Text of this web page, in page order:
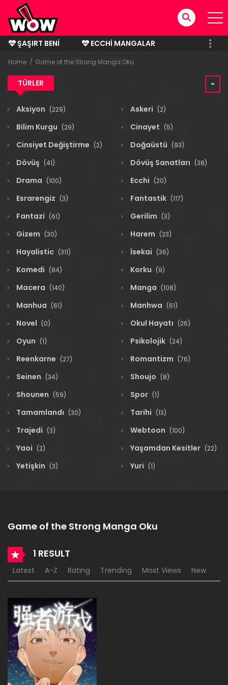
ŞAŞIRT BENI
ECCHI MANGALAR
BITMIŞ MANGALAR
Home Game of the Strong Manga Oku
TÜRLER
Aksiyon (229) Askeri (2)
Bilim Kurgu (29) Cinayet (5)
Cinsiyet Değiştirme (2) Doğaüstü (93)
Dövüş (41) Dövüş Sanatları (38)
Drama (100) Ecchi (20)
Esrarengiz (3) Fantastik (117)
Fantazi (61) Gerilim (3)
Gizem (30) Harem (23)
Hayalistic (311) İsekai (36)
Komedi (84) Korku (9)
Macera (140) Manga (108)
Manhua (61) Manhwa (61)
Novel (0) Okul Hayatı (26)
Oyun (1) Psikolojik (24)
Reenkarne (27) Romantizm (76)
Seinen (34) Shoujo (8)
Shounen (59) Spor (1)
Tamamlandı (30) Tarihi (13)
Trajedi (3) Webtoon (100)
Yaoi (2) Yaşamdan Kesitler (22)
Yetişkin (3) Yuri (1)
Game of the Strong Manga Oku
1 RESULT
Latest A-Z Rating Trending Most Views New